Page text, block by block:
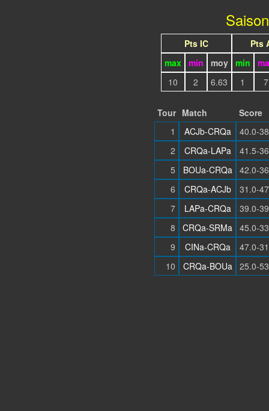
Pts IC
Pts
max
min moy min
10
2 6.63 1 7
Tour Match
Score
1
ACJb-CRQa
40.0-
2
CRQa-LAPa
41.5-
5
BOUa-CRQa
42.0-
6
CRQa-ACJb
31.0-
7
LAPa-CRQa
39.0-
8
CRQa-SRMa 45.0-
9
CINa-CRQa
47.0-
10
CRQa-BOUa 25.0-